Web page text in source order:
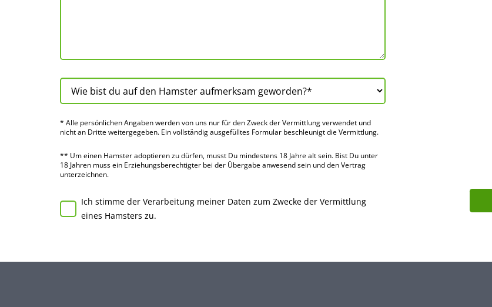
* Alle persön­lichen Angaben werden von uns nur für den Zweck der Vermitt­lung verwendet und
nicht an Dritte weiter­gegeben. Ein voll­ständig ausge­fülltes Formular beschleu­nigt die Vermitt­lung.
** Um einen Hamster adoptieren zu dürfen, musst Du mindes­tens 18 Jahre alt sein. Bist Du unter
18 Jahren muss ein Erziehungs­berechtigter bei der Über­gabe anwes­end sein und den Vertrag
unter­zeichnen.
Ich stimme der Verarbeitung meiner Daten zum Zwecke der Vermittlung
eines Hamsters zu.